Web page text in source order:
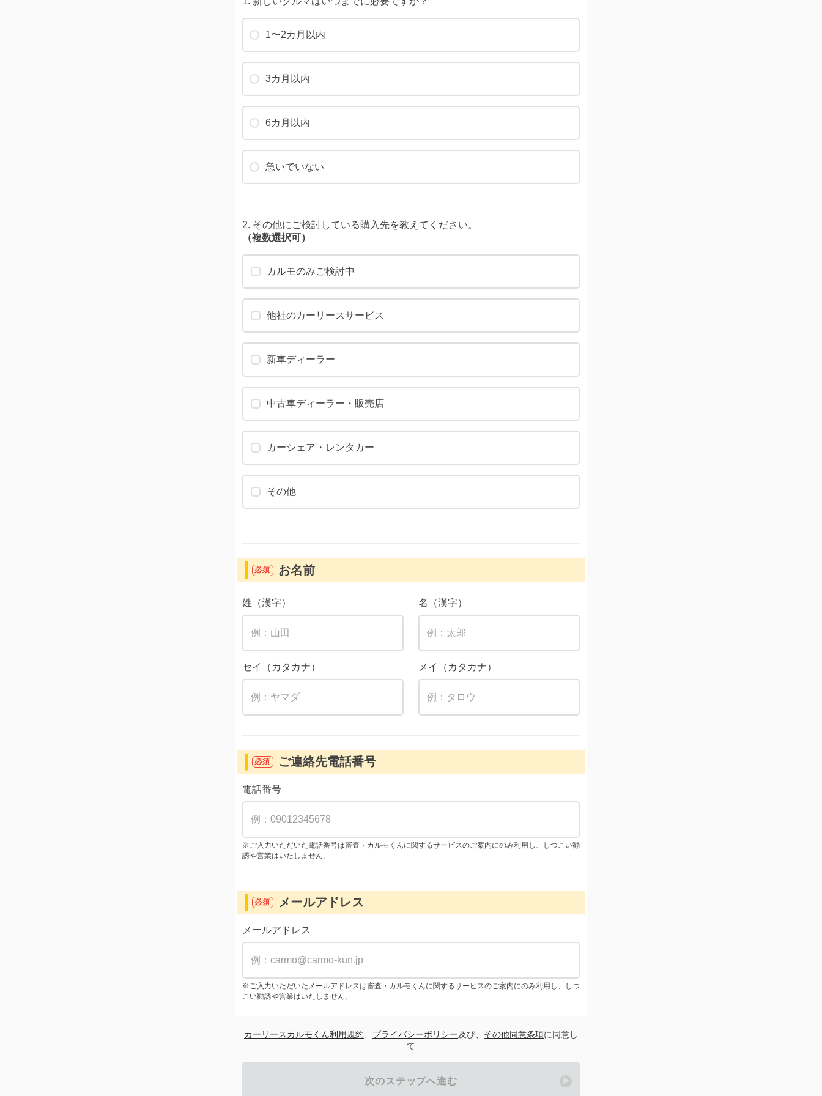
1〜2カ月以内
3カ月以内
6カ月以内
急いでいない
2. その他にご検討している購入先を教えてください。
（複数選択可）
カルモのみご検討中
他社のカーリースサービス
新車ディーラー
中古車ディーラー・販売店
カーシェア・レンタカー
その他
必須 お名前
姓（漢字） 名（漢字）
セイ（カタカナ） メイ（カタカナ）
必須 ご連絡先電話番号
電話番号
※ご入力いただいた電話番号は審査・カルモくんに関するサービスのご案内にのみ利用し、しつこい勧
誘や営業はいたしません。
必須 メールアドレス
メールアドレス
※ご入力いただいたメールアドレスは審査・カルモくんに関するサービスのご案内にのみ利用し、しつ
こい勧誘や営業はいたしません。
カーリースカルモくん利用規約 プライバシーポリシー及び、 その他同意条項に同意し
て
次のステップへ進む